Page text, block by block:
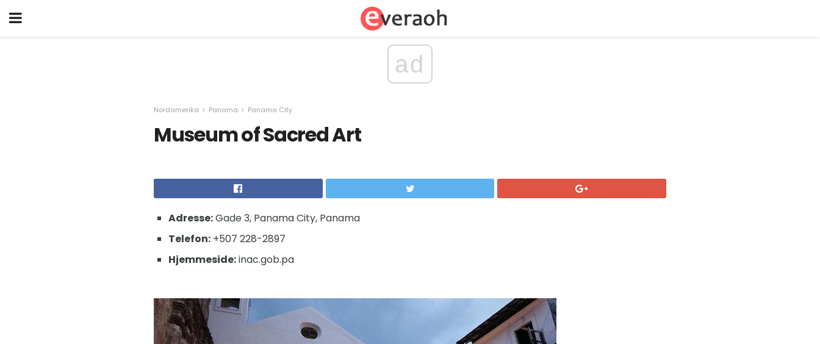
ad
Nordamerika Panama Panama City
Museum of Sacred Art
Adresse:Gade 3, Panama City, Panama
Telefon: +507 228-2897
Hjemmeside:inac.gob.pa